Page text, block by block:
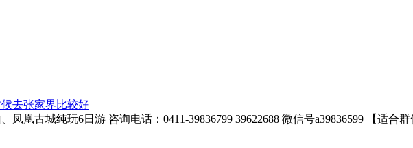
去张家界比较好
凰古城纯玩6日游 咨询电话：0411-39836799 39622688 微信号a39836599 【适合群